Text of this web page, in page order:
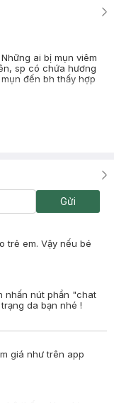
ai bị mụn viêm
sp có chứa hương
đến bh thấy hợp
giống mấy loại
Gửi
trẻ em. Vậy nếu bé
nhấn nút phần "chat
da bạn nhé !
giá như trên app